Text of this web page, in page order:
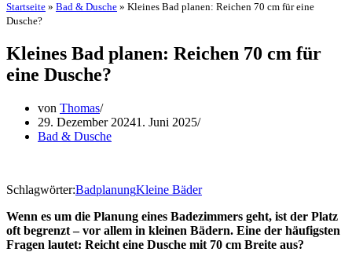
Startseite » Bad & Dusche » Kleines Bad planen: Reichen 70 cm für eine
Dusche?
Kleines Bad planen: Reichen 70 cm für
eine Dusche?
von Thomas
29. Dezember 20241. Juni 2025
Bad & Dusche
Schlagwörter:BadplanungKleine Bäder
Wenn es um die Planung eines Badezimmers geht, ist der Platz
oft begrenzt – vor allem in kleinen Bädern. Eine der häufigsten
Fragen lautet: Reicht eine Dusche mit 70 cm Breite aus?